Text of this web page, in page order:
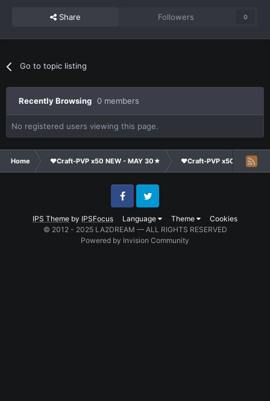
Share Followers 0
Go to topic listing
Recently Browsing 0 members
No registered users viewing this page.
Home ❤Craft-PVP x50 NEW - MAY 30★ ❤Craft-PVP x50★
IPS Theme by IPSFocus Language Theme Cookies
FacebookTwitter
© 2012 - 2025 LA2DREAM — ALL RIGHTS RESERVED
Powered by Invision Community